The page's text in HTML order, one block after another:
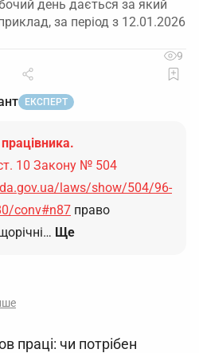
день дається за який
за період з 12.01.2026
9
ЕКСПЕРТ
10 Закону № 504
laws/show/504/96-
conv#n87 право
Ще
праці: чи потрібен